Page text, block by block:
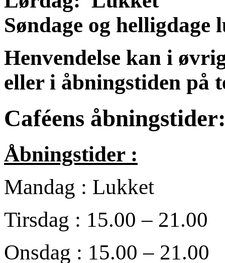
Søndage og
Henvendelse kan i
eller i åbningstiden på
Caféens
Åbningstider :
Mandag : Lukket
Tirsdag : 15.00 – 21.00
Onsdag : 15.00 – 21.00